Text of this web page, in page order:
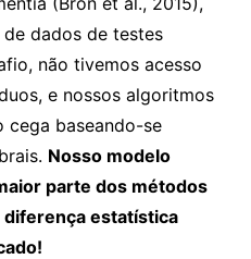
dados de testes
não tivemos acesso
e nossos algoritmos
cega baseando-se
Nosso modelo
parte dos métodos
diferença estatística